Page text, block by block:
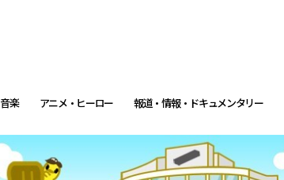
音楽 アニメ・ヒーロー 報道・情報・ドキュメンタリー